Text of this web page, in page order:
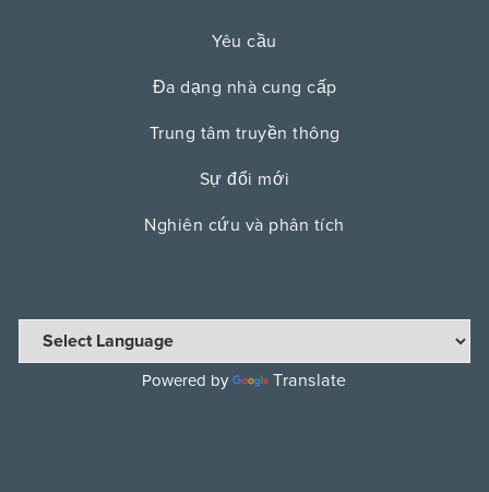
Yêu cầu
Đa dạng nhà cung cấp
Trung tâm truyền thông
Sự đổi mới
Nghiên cứu và phân tích
Powered by Translate